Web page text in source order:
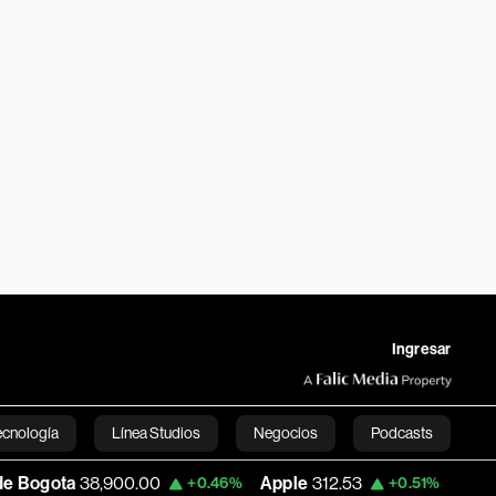
Ingresar
Línea Studios Negocios Podcasts
English+0.46% Apple 312.53 +0.51% USD COP